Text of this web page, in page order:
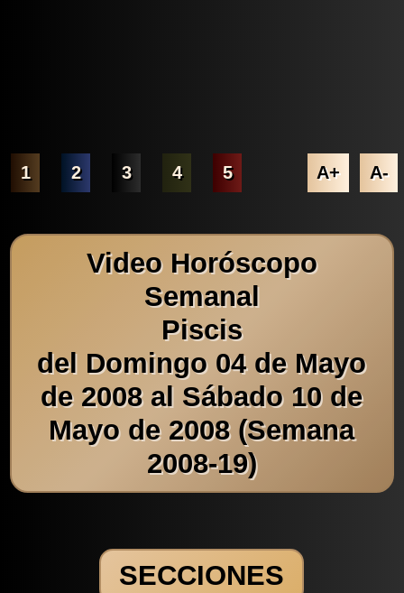
1 2 3 4 5 A+ A-
Video Horóscopo
Semanal
Piscis
del Domingo 04 de Mayo
de 2008 al Sábado 10 de
Mayo de 2008 (Semana
2008-19)
SECCIONES